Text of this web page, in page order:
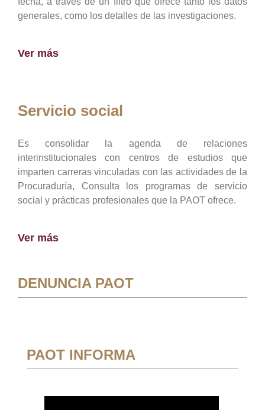
generales, como los detalles de las investigaciones.
Ver más
Servicio social
Es consolidar la agenda de relaciones
interinstitucionales con centros de estudios que
imparten carreras vinculadas con las actividades de la
Procuraduría, Consulta los programas de servicio
social y prácticas profesionales que la PAOT ofrece.
Ver más
DENUNCIA PAOT
PAOT INFORMA